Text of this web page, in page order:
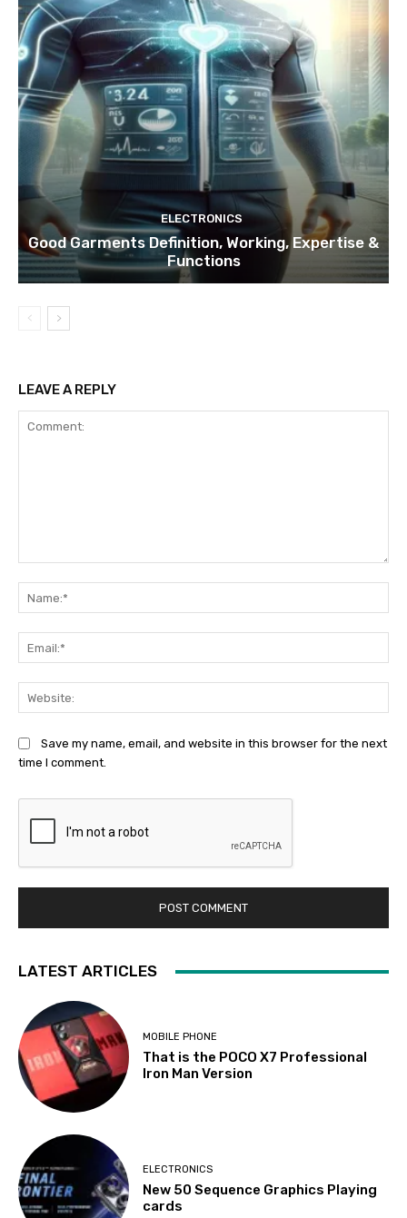
ELECTRONICS
Good Garments Definition, Working, Expertise &
Functions
LEAVE A REPLY
Save my name, email, and website in this browser for the next
time I comment.
LATEST ARTICLES
MOBILE PHONE
That is the POCO X7 Professional
Iron Man Version
ELECTRONICS
New 50 Sequence Graphics Playing
cards